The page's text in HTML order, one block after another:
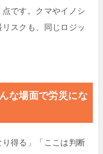
です。クマやイノシ
スクも、同じロジッ
な場面で労災にな
得る」「ここは判断